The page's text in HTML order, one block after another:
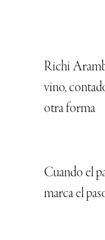
Richi
vino,
otra forma
Cuando el
marca el